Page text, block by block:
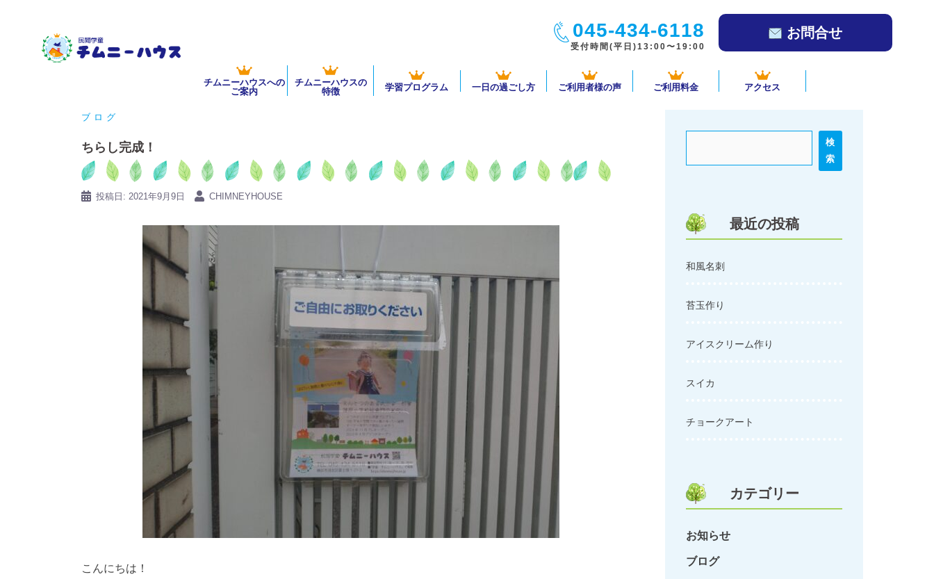
045-434-6118
受付時間(平日)13:00〜19:00
お問合せ
チムニーハウスへの
ご案内
チムニーハウスの
特徴
学習プログラム 一日の過ごし方 ご利用者様の声 ご利用料金 アクセス
ブログ
ちらし完成！
投稿日: 2021年9月9日 CHIMNEYHOUSE
こんにちは！
検
索
最近の投稿
和風名刺
苔玉作り
アイスクリーム作り
スイカ
チョークアート
カテゴリー
お知らせ
ブログ